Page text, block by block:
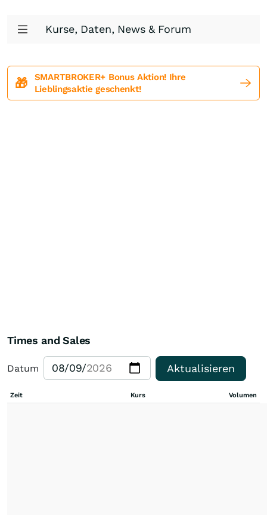
Kurse, Daten, News & Forum
🎁
SMARTBROKER+ Bonus Aktion! Ihre
Lieblingsaktie geschenkt!
Times and Sales
Datum Aktualisieren
Zeit Kurs Volumen